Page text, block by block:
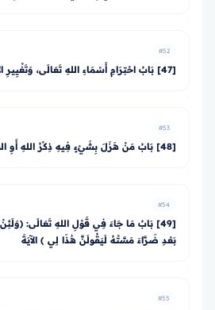
#52
[47] بَابُ احْتِرَامِ أَسْمَاءِ اللهِ تَعَالَى، وَتَغْيِيرِ الاِسْمِ لأَجْلِ ذَلِكَ
#53
[48] بَابُ مَنْ هَزَلَ بِشَيْءٍ فِيهِ ذِكْرُ اللهِ أَوِ القُرْآنِ أَوِ الرَّسُولِ
#54
[49] بَابُ مَا جَاءَ فِي قَوْلِ اللهِ تَعَالَى:
بَعْدِ ضَرَّاءَ مَسَّتْهُ لَيَقُولَنَّ هَٰذَا لِي ﴾ الآيَةَ
#55